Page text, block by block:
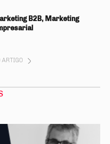
B2B, Marketing
ARTIGO